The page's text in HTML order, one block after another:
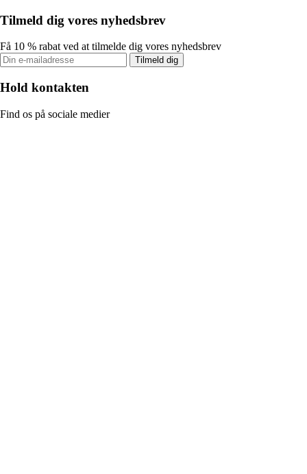
Tilmeld dig vores nyhedsbrev
Få 10 % rabat ved at tilmelde dig vores nyhedsbrev
Tilmeld dig
Hold kontakten
Find os på sociale medier